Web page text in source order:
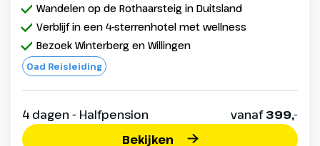
Wandelen op de Rothaarsteig in Duitsland
Verblijf in een 4-sterrenhotel met wellness
Bezoek Winterberg en Willingen
Oad Reisleiding
4 dagen - Halfpension vanaf399,-
Bekijken